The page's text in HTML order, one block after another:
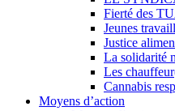
Fierté des
Jeunes
Justice
La solidarité
Les
Cannabis
Moyens d’action